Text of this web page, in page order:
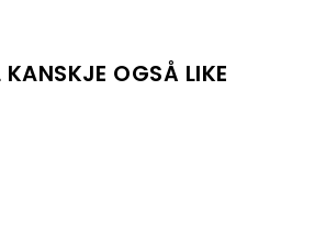
KANSKJE OGSÅ LIKE